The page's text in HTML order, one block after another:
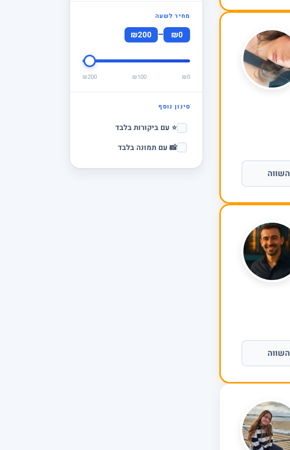
מחיר לשעה
₪0
–
₪200
₪0
₪100
₪200
סינון נוסף
⭐ עם ביקורות בלבד
📸 עם תמונה בלבד
השווה
השווה